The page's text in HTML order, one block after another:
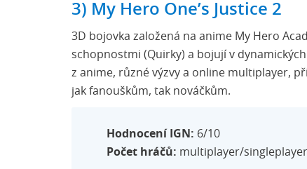
3) My Hero One’s Justice 2
3D bojovka založená na anime My Hero
schopnostmi (Quirky) a bojují v
z anime, různé výzvy a online multiplayer,
jak fanouškům, tak nováčkům.
Hodnocení IGN: 6/10
Počet hráčů: multiplayer/singleplayer